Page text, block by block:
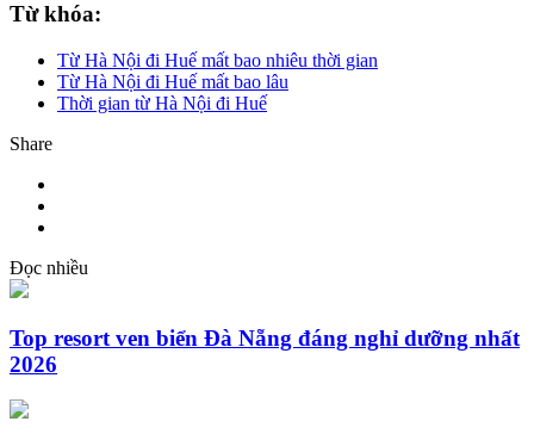
Từ khóa:
Từ Hà Nội đi Huế mất bao nhiêu thời gian
Từ Hà Nội đi Huế mất bao lâu
Thời gian từ Hà Nội đi Huế
Share
Đọc nhiều
Top resort ven biển Đà Nẵng đáng nghỉ dưỡng nhất
2026